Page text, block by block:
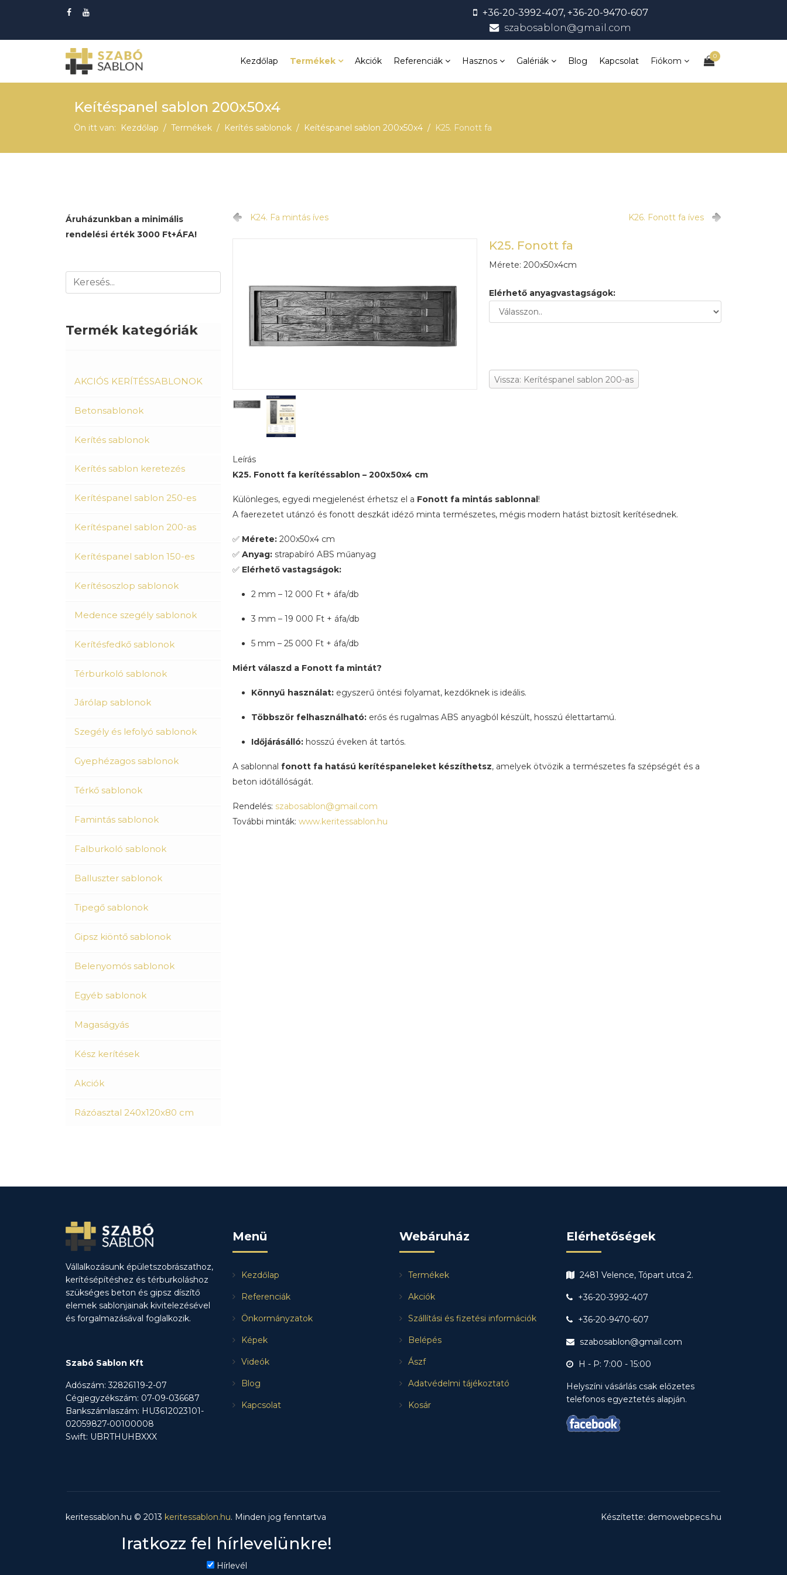
+36-20-3992-407, +36-20-9470-607
szabosablon@gmail.com
0
Kezdőlap Termékek Akciók Referenciák Hasznos Galériák Blog Kapcsolat Fiókom
Keítéspanel sablon 200x50x4
Ön itt van: Kezdőlap Termékek Kerítés sablonok Keítéspanel sablon 200x50x4 K25. Fonott fa
Áruházunkban a minimális
rendelési érték 3000 Ft+ÁFA!
Termék kategóriák
AKCIÓS KERÍTÉSSABLONOK
Betonsablonok
Kerítés sablonok
Kerítés sablon keretezés
Kerítéspanel sablon 250-es
Kerítéspanel sablon 200-as
Kerítéspanel sablon 150-es
Kerítésoszlop sablonok
Medence szegély sablonok
Kerítésfedkő sablonok
Térburkoló sablonok
Járólap sablonok
Szegély és lefolyó sablonok
Gyephézagos sablonok
Térkő sablonok
Famintás sablonok
Falburkoló sablonok
Balluszter sablonok
Tipegő sablonok
Gipsz kiöntő sablonok
Belenyomós sablonok
Egyéb sablonok
Magaságyás
Kész kerítések
Akciók
Rázóasztal 240x120x80 cm
K24. Fa mintás íves K26. Fonott fa íves
K25. Fonott fa
Mérete: 200x50x4cm
Elérhető anyagvastagságok:
Vissza: Kerítéspanel sablon 200-as
Leírás
K25. Fonott fa kerítéssablon – 200x50x4 cm
Különleges, egyedi megjelenést érhetsz el a Fonott fa mintás sablonnal!
A faerezetet utánzó és fonott deszkát idéző minta természetes, mégis modern hatást biztosít kerítésednek.
✅ Mérete:200x50x4 cm
✅ Anyag:strapabíró ABS műanyag
✅ Elérhető vastagságok:
2 mm – 12 000 Ft + áfa/db
3 mm – 19 000 Ft + áfa/db
5 mm – 25 000 Ft + áfa/db
Miért válaszd a Fonott fa mintát?
Könnyű használat:egyszerű öntési folyamat, kezdőknek is ideális.
Többször felhasználható:erős és rugalmas ABS anyagból készült, hosszú élettartamú.
Időjárásálló:hosszú éveken át tartós.
A sablonnal fonott fa hatású kerítéspaneleket készíthetsz, amelyek ötvözik a természetes fa szépségét és a
beton időtállóságát.
Rendelés: szabosablon@gmail.com
További minták: www.keritessablon.hu
Vállalkozásunk épületszobrászathoz,
kerítésépítéshez és térburkoláshoz
szükséges beton és gipsz díszítő
elemek sablonjainak kivitelezésével
és forgalmazásával foglalkozik.
Szabó Sablon Kft
Adószám: 32826119-2-07
Cégjegyzékszám: 07-09-036687
Bankszámlaszám: HU3612023101-
02059827-00100008
Swift: UBRTHUHBXXX
Menü
Kezdőlap
Referenciák
Önkormányzatok
Képek
Videók
Blog
Kapcsolat
Webáruház
Termékek
Akciók
Szállítási és fizetési információk
Belépés
Ászf
Adatvédelmi tájékoztató
Kosár
Elérhetőségek
2481 Velence, Tópart utca 2.
+36-20-3992-407
+36-20-9470-607
szabosablon@gmail.com
H - P: 7:00 - 15:00
Helyszíni vásárlás csak előzetes
telefonos egyeztetés alapján.
keritessablon.hu © 2013 keritessablon.hu. Minden jog fenntartva
Iratkozz fel hírlevelünkre!
Hírlevél
Készítette: demowebpecs.hu